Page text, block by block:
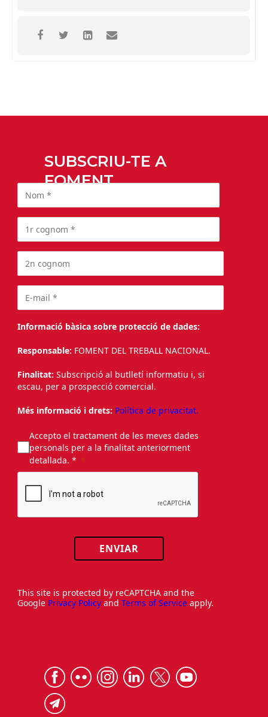
SUBSCRIU-TE A
FOMENT
Informació bàsica sobre protecció de dades:
Responsable: FOMENT DEL TREBALL NACIONAL.
Finalitat: Subscripció al butlletí informatiu i, si
escau, per a prospecció comercial.
Més informació i drets: Política de privacitat.
Accepto el tractament de les meves dades
personals per a la finalitat anteriorment
detallada. *
ENVIAR
This site is protected by reCAPTCHA and the
Google Privacy Policy and Terms of Service apply.